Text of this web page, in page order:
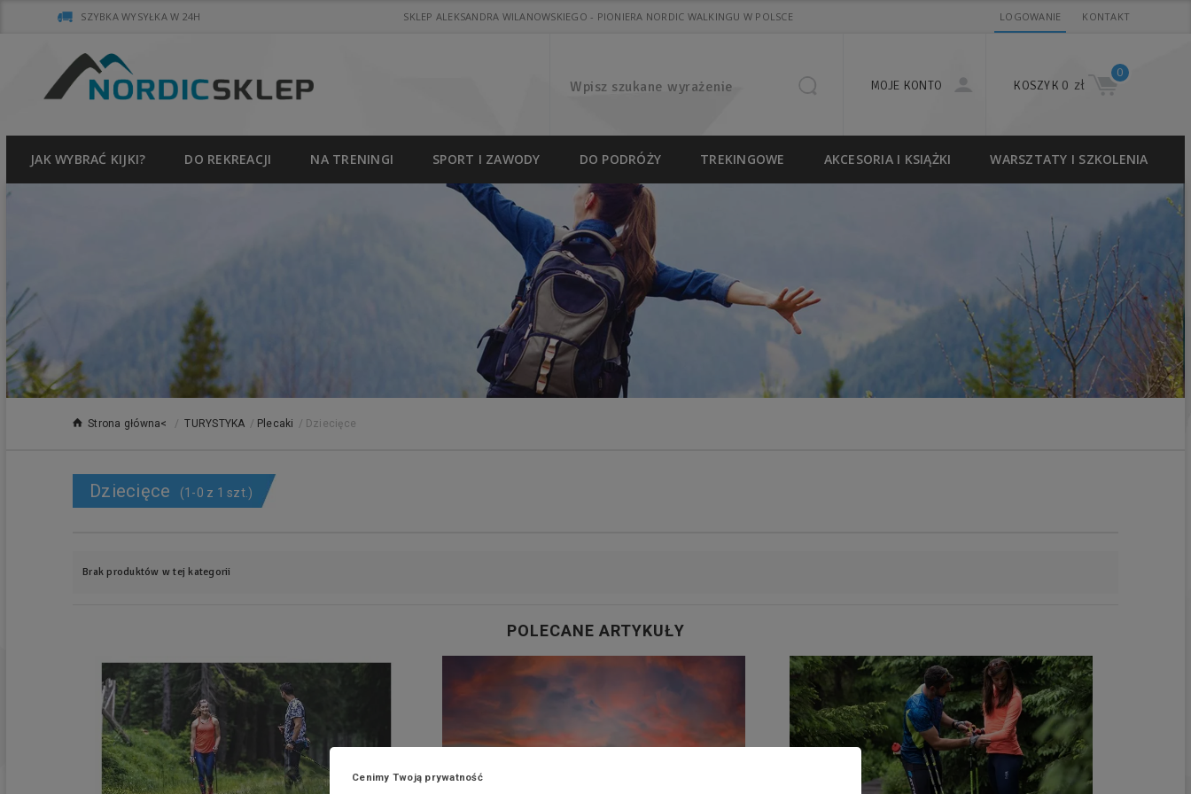
KONTAKT
LOGOWANIE
SZYBKA WYSYŁKA W 24H SKLEP ALEKSANDRA WILANOWSKIEGO - PIONIERA NORDIC WALKINGU W POLSCE
MOJE KONTO KOSZYK
0
0 zł
JAK WYBRAĆ KIJKI? DO REKREACJI NA TRENINGI SPORT I ZAWODY DO PODRÓŻY TREKINGOWE AKCESORIA I KSIĄŻKI WARSZTATY I SZKOLENIA
Strona główna< / TURYSTYKA / Plecaki / Dziecięce
Dziecięce (1-0 z 1 szt.)
Brak produktów w tej kategorii
POLECANE ARTYKUŁY
Cenimy Twoją prywatność